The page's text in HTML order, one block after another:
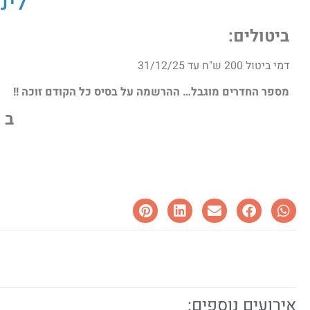
ביטולים:
דמי ביטול 200 ש"ח עד 31/12/25
מספר החדרים מוגבל… ההרשמה על בסיס כל הקודם זוכה !!